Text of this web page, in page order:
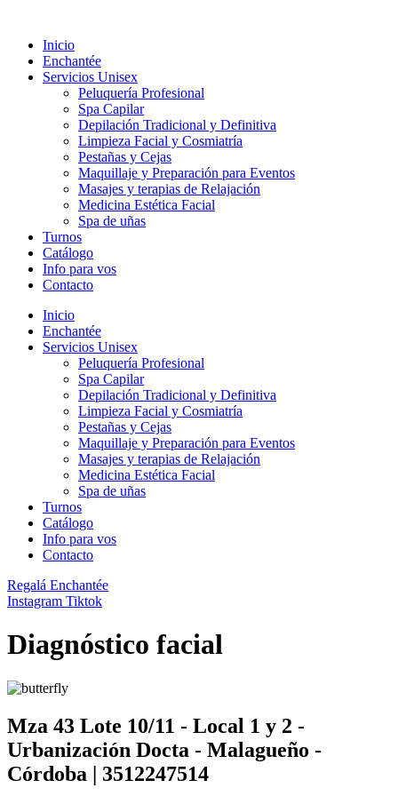
contenido
Inicio
Enchantée
Servicios Unisex
Peluquería Profesional
Spa Capilar
Depilación Tradicional y Definitiva
Limpieza Facial y Cosmiatría
Pestañas y Cejas
Maquillaje y Preparación para Eventos
Masajes y terapias de Relajación
Medicina Estética Facial
Spa de uñas
Turnos
Catálogo
Info para vos
Contacto
Inicio
Enchantée
Servicios Unisex
Peluquería Profesional
Spa Capilar
Depilación Tradicional y Definitiva
Limpieza Facial y Cosmiatría
Pestañas y Cejas
Maquillaje y Preparación para Eventos
Masajes y terapias de Relajación
Medicina Estética Facial
Spa de uñas
Turnos
Catálogo
Info para vos
Contacto
Regalá Enchantée
Instagram Tiktok
Diagnóstico facial
Mza 43 Lote 10/11 - Local 1 y 2 -
Urbanización Docta - Malagueño -
Córdoba | 3512247514